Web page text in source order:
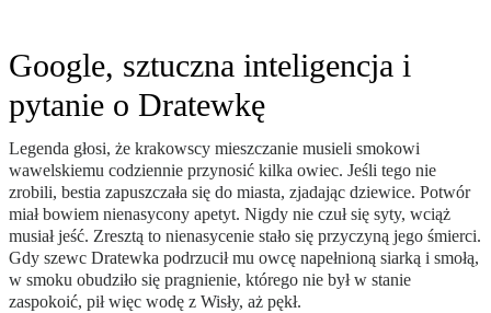
Google, sztuczna inteligencja i
pytanie o Dratewkę
Legenda głosi, że krakowscy mieszczanie musieli smokowi
wawelskiemu codziennie przynosić kilka owiec. Jeśli tego nie
zrobili, bestia zapuszczała się do miasta, zjadając dziewice. Potwór
miał bowiem nienasycony apetyt. Nigdy nie czuł się syty, wciąż
musiał jeść. Zresztą to nienasycenie stało się przyczyną jego śmierci.
Gdy szewc Dratewka podrzucił mu owcę napełnioną siarką i smołą,
w smoku obudziło się pragnienie, którego nie był w stanie
zaspokoić, pił więc wodę z Wisły, aż pękł.